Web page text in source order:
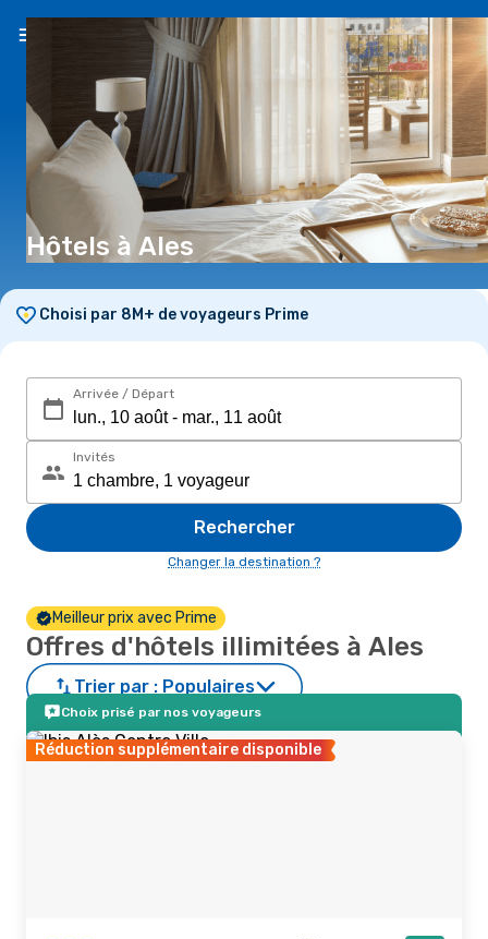
FR(€)
Hôtels à Ales
Choisi par 8M+ de voyageurs Prime
Arrivée / Départ
Invités
Rechercher
Changer la destination ?
Meilleur prix avec Prime
Offres d'hôtels illimitées à Ales
Trier par : Populaires
Choix prisé par nos voyageurs
Réduction supplémentaire disponible